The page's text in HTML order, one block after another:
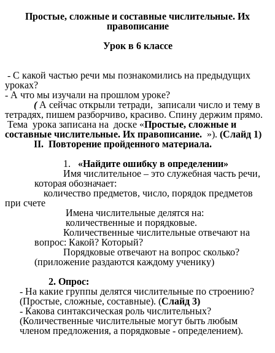
Простые, сложные и составные числительные. Их
правописание
Урок в 6 классе
- С какой частью речи мы познакомились на предыдущих
уроках?
- А что мы изучали на прошлом уроке?
(А сейчас открыли тетради, записали число и тему в
тетрадях, пишем разборчиво, красиво. Спину держим прямо.
Тема урока записана на доске «Простые, сложные и
составные числительные. Их правописание. »). (Слайд 1)
II. Повторение пройденного материала.
«Найдите ошибку в определении»
Имя числительное – это служебная часть речи,
которая обозначает:
количество предметов, число, порядок предметов
при счете
Имена числительные делятся на:
количественные и порядковые.
Количественные числительные отвечают на
вопрос: Какой? Который?
Порядковые отвечают на вопрос сколько?
(приложение раздаются каждому ученику)
2. Опрос:
- На какие группы делятся числительные по строению?
(Простые, сложные, составные). (Слайд 3)
- Какова синтаксическая роль числительных?
(Количественные числительные могут быть любым
членом предложения, а порядковые - определением).